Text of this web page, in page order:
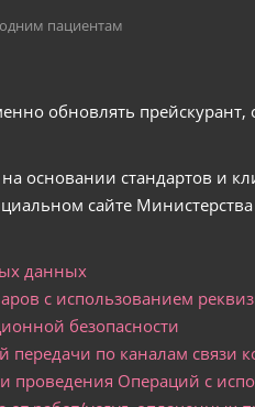
пациентам
обновлять
основании стандартов и
сайте
данных
с использованием
безопасности
передачи по каналам
проведения Операций с